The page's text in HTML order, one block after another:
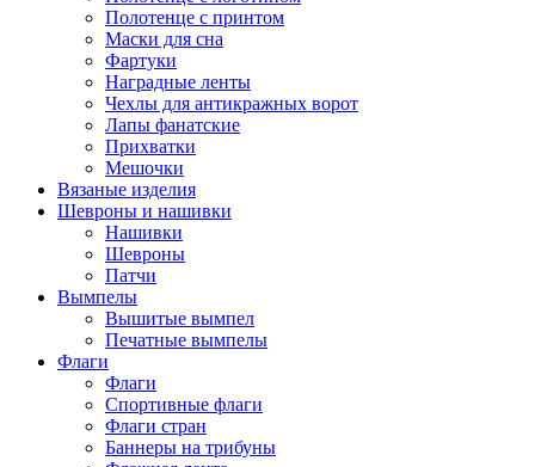
Полотенце с принтом
Маски для сна
Фартуки
Наградные ленты
Чехлы для антикражных ворот
Лапы фанатские
Прихватки
Мешочки
Вязаные изделия
Шевроны и нашивки
Нашивки
Шевроны
Патчи
Вымпелы
Вышитые вымпел
Печатные вымпелы
Флаги
Флаги
Спортивные флаги
Флаги стран
Баннеры на трибуны